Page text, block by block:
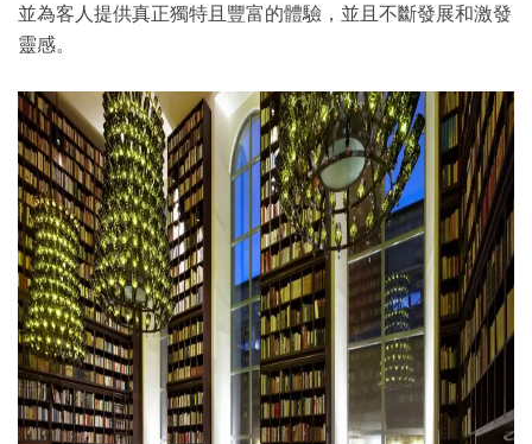
並為客人提供真正獨特且豐富的體驗，並且不斷發展和激發
靈感。